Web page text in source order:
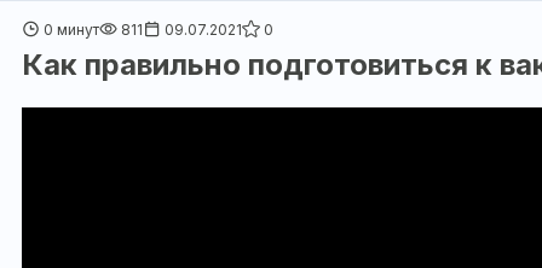
0 минут 811 09.07.2021 0
Как правильно подготовиться к